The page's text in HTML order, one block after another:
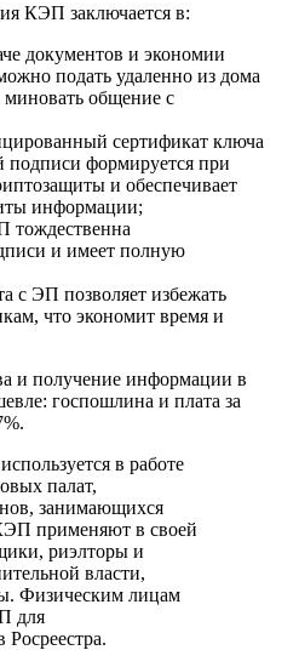
КЭП заключается в:
документов и экономии
подать удаленно из дома
общение с
сертификат ключа
подписи формируется при
и обеспечивает
информации;
тождественна
и имеет полную
с ЭП позволяет избежать
что экономит время и
и получение информации в
госпошлина и плата за
в работе
палат,
занимающихся
применяют в своей
риэлторы и
власти,
Физическим лицам
для